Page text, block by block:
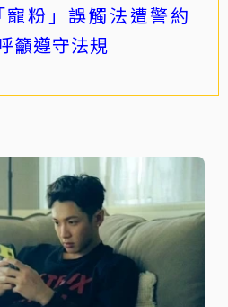
粉」誤觸法遭警約
籲遵守法規